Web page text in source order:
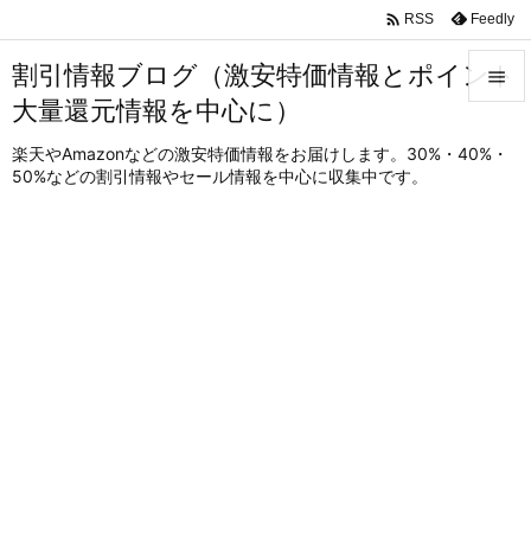
割引情報ブログ（激安特価情報とポイント
大量還元情報を中心に）
楽天やAmazonなどの激安特価情報をお届けします。30%・40%・
50%などの割引情報やセール情報を中心に収集中です。

メニュ
 RSS Feedly